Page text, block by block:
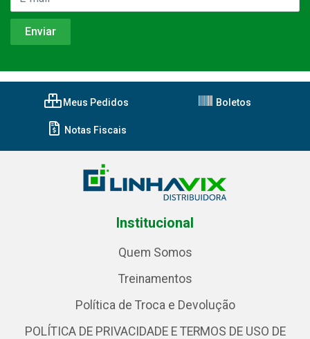
Meus Pedidos Boletos
Notas Fiscais
Institucional
Quem Somos
Treinamentos
Política de Troca e Devolução
POLÍTICA DE PRIVACIDADE E TERMOS DE USO DE